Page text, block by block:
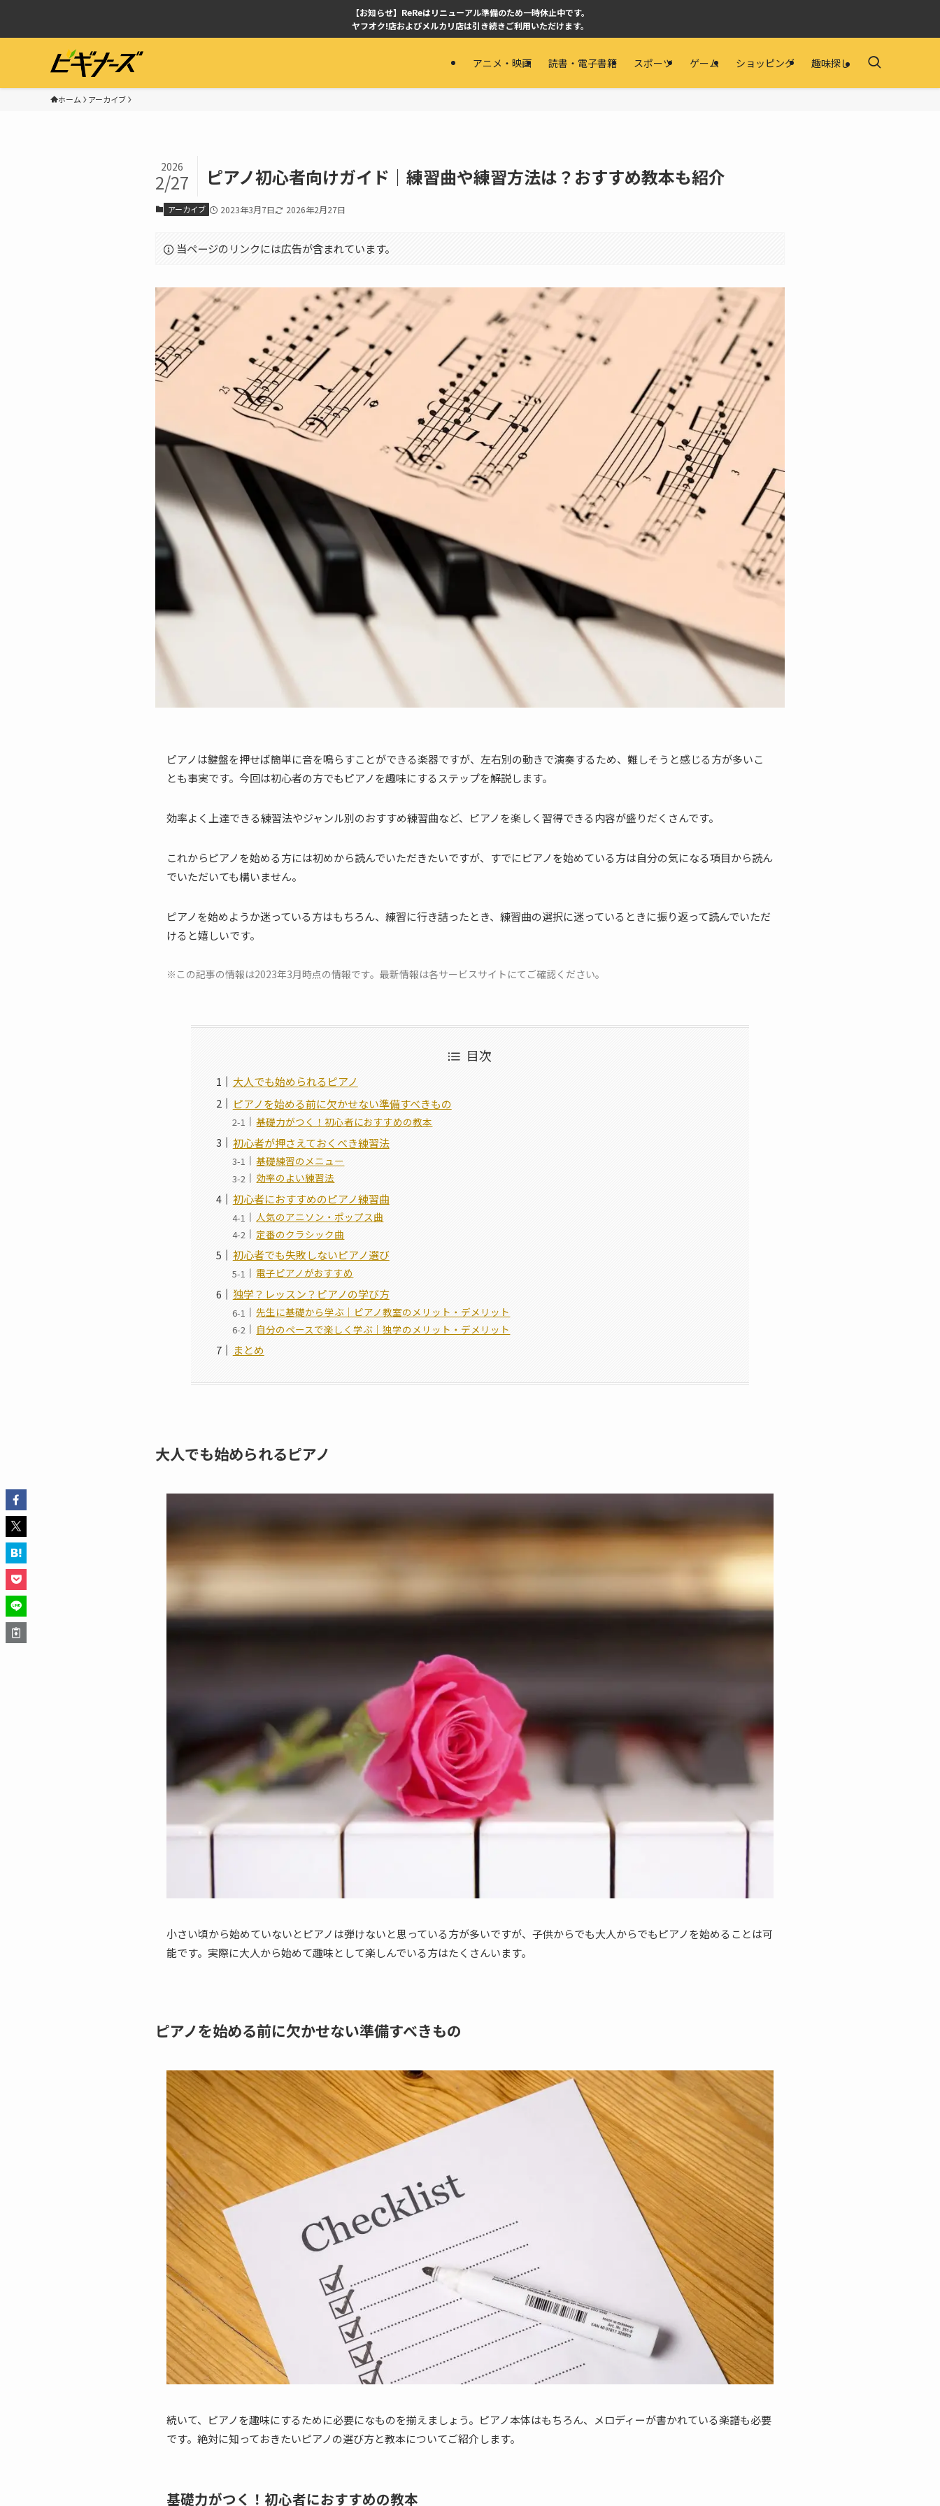
【お知らせ】ReReはリニューアル準備のため一時休止中です。
ヤフオク!店およびメルカリ店は引き続きご利用いただけます。
アニメ・映画 読書・電子書籍 スポーツ ゲーム ショッピング 趣味探し
ホーム アーカイブ
ピアノ初心者向けガイド｜練習曲や練習方法は？おすすめ教本も紹介
2026
2/27
アーカイブ 2023年3月7日 2026年2月27日
当ページのリンクには広告が含まれています。
ピアノは鍵盤を押せば簡単に音を鳴らすことができる楽器ですが、左右別の動きで演奏するため、難しそうと感じる方が多いこ
とも事実です。今回は初心者の方でもピアノを趣味にするステップを解説します。
効率よく上達できる練習法やジャンル別のおすすめ練習曲など、ピアノを楽しく習得できる内容が盛りだくさんです。
これからピアノを始める方には初めから読んでいただきたいですが、すでにピアノを始めている方は自分の気になる項目から読ん
でいただいても構いません。
ピアノを始めようか迷っている方はもちろん、練習に行き詰ったとき、練習曲の選択に迷っているときに振り返って読んでいただ
けると嬉しいです。
※この記事の情報は2023年3月時点の情報です。最新情報は各サービスサイトにてご確認ください。
目次
大人でも始められるピアノ
ピアノを始める前に欠かせない準備すべきもの
基礎力がつく！初心者におすすめの教本
初心者が押さえておくべき練習法
基礎練習のメニュー
効率のよい練習法
初心者におすすめのピアノ練習曲
人気のアニソン・ポップス曲
定番のクラシック曲
初心者でも失敗しないピアノ選び
電子ピアノがおすすめ
独学？レッスン？ピアノの学び方
先生に基礎から学ぶ｜ピアノ教室のメリット・デメリット
自分のペースで楽しく学ぶ｜独学のメリット・デメリット
まとめ
大人でも始められるピアノ
小さい頃から始めていないとピアノは弾けないと思っている方が多いですが、子供からでも大人からでもピアノを始めることは可
能です。実際に大人から始めて趣味として楽しんでいる方はたくさんいます。
ピアノを始める前に欠かせない準備すべきもの
続いて、ピアノを趣味にするために必要になものを揃えましょう。ピアノ本体はもちろん、メロディーが書かれている楽譜も必要
です。絶対に知っておきたいピアノの選び方と教本についてご紹介します。
基礎力がつく！初心者におすすめの教本